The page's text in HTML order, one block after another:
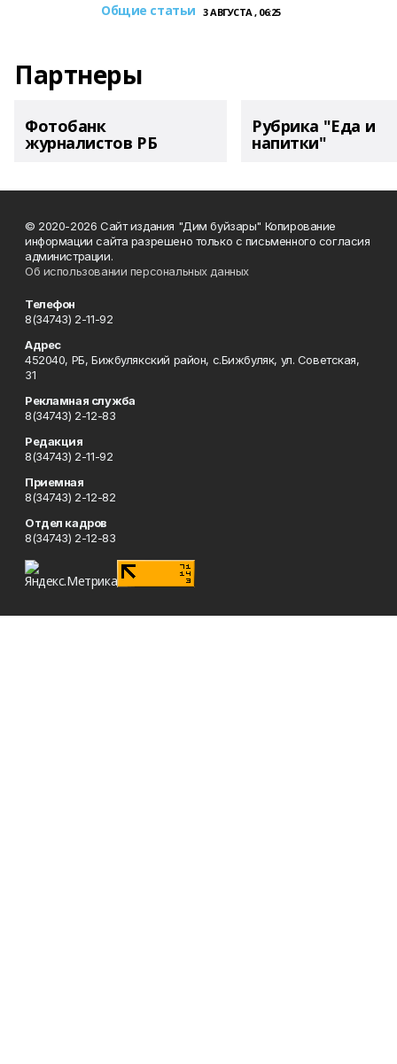
Общие статьи 3 АВГУСТА , 06:25
Партнеры
Фотобанк
журналистов РБ
Рубрика "Еда и
напитки"
© 2020-2026 Сайт издания "Дим буйзары" Копирование
информации сайта разрешено только с письменного согласия
администрации.
Об использовании персональных данных
Телефон
8(34743) 2-11-92
Адрес
452040, РБ, Бижбулякский район, с.Бижбуляк, ул. Советская,
31
Рекламная служба
8(34743) 2-12-83
Редакция
8(34743) 2-11-92
Приемная
8(34743) 2-12-82
Отдел кадров
8(34743) 2-12-83